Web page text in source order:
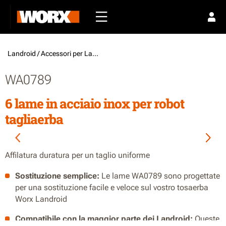
Landroid / Accessori per Landroid
WA0789
6 lame in acciaio inox per robot
tagliaerba
Affilatura duratura per un taglio uniforme
Sostituzione semplice: Le lame WA0789 sono progettate
per una sostituzione facile e veloce sul vostro tosaerba
Worx Landroid
Compatibile con la maggior parte dei Landroid: Queste